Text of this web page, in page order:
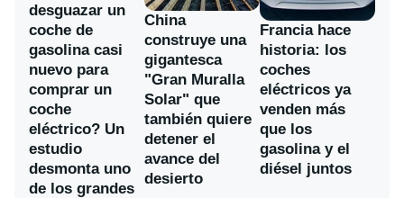
desguazar un
coche de
gasolina casi
nuevo para
comprar un
coche
eléctrico? Un
estudio
desmonta uno
de los grandes
China
construye una
gigantesca
"Gran Muralla
Solar" que
también quiere
detener el
avance del
desierto
Francia hace
historia: los
coches
eléctricos ya
venden más
que los
gasolina y el
diésel juntos